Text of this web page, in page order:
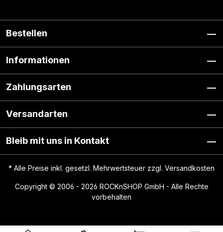
Bestellen
Informationen
Zahlungsarten
Versandarten
Bleib mit uns in Kontakt
* Alle Preise inkl. gesetzl. Mehrwertsteuer zzgl. Versandkosten
Copyright © 2006 - 2026 ROCKnSHOP GmbH - Alle Rechte
vorbehalten